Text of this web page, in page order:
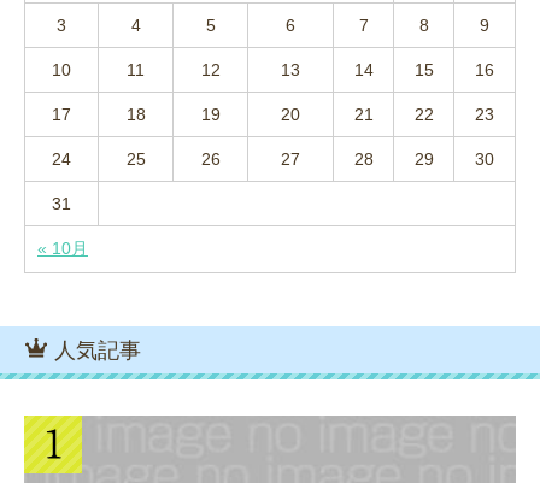
« 10月
3 4 5 6 7 8 9
10 11 12 13 14 15 16
17 18 19 20 21 22 23
24 25 26 27 28 29 30
31
人気記事